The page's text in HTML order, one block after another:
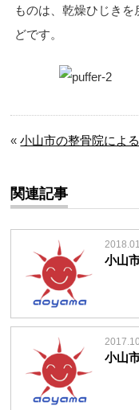
ものは、乾燥ひじき
どです。
«小山市の整骨院によ
関連記事
小山
小山